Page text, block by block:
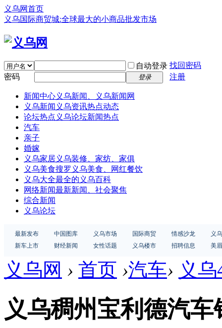
义乌网首页
义乌国际商贸城:全球最大的小商品批发市场
自动登录 找回密码
密码
登录 注册
新闻中心义乌新闻、义乌新闻网
义乌新闻 义乌资讯热点动态
论坛热点 义乌论坛新闻热点
汽车
亲子
婚嫁
义乌家居义乌装修、家纺、家俱
义乌美食搜罗义乌美食、网红餐饮
义乌大全最全的义乌百科
网络新闻最新新闻、社会聚焦
综合新闻
义乌论坛
最新发布 中国图库 义乌市场 国际商贸 情感沙龙
义
新车上市
财经新闻 女性话题 义乌楼市 招聘信息 美
义乌网 › 首页 ›汽车› 义乌
义乌稠州宝利德汽